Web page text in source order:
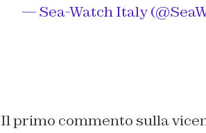
— Sea-Watch Italy
Il primo commento sulla